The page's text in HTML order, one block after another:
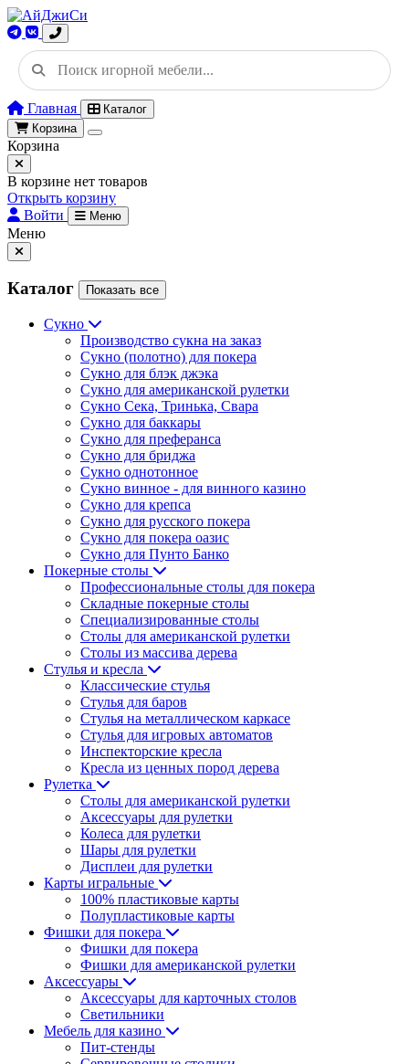
Главная
Каталог
Корзина
Корзина
В корзине нет товаров
Открыть корзину
Войти
Меню
Меню
Каталог Показать все
Сукно
Производство сукна на заказ
Сукно (полотно) для покера
Сукно для блэк джэка
Сукно для американской рулетки
Сукно Сека, Тринька, Свара
Сукно для баккары
Сукно для преферанса
Сукно для бриджа
Сукно однотонное
Сукно винное - для винного казино
Сукно для крепса
Сукно для русского покера
Сукно для покера оазис
Сукно для Пунто Банко
Покерные столы
Профессиональные столы для покера
Складные покерные столы
Специализированные столы
Столы для американской рулетки
Столы из массива дерева
Стулья и кресла
Классические стулья
Стулья для баров
Стулья на металлическом каркасе
Стулья для игровых автоматов
Инспекторские кресла
Кресла из ценных пород дерева
Рулетка
Столы для американской рулетки
Аксессуары для рулетки
Колеса для рулетки
Шары для рулетки
Дисплеи для рулетки
Карты игральные
100% пластиковые карты
Полупластиковые карты
Фишки для покера
Фишки для покера
Фишки для американской рулетки
Аксессуары
Аксессуары для карточных столов
Светильники
Мебель для казино
Пит-стенды